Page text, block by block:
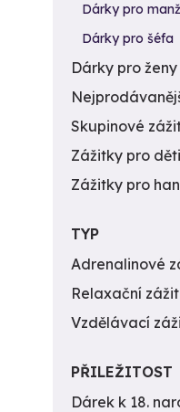
Dárky pro
Dárky pro šéfa
Dárky pro ženy
Skupinové
Zážitky pro děti
Zážitky pro
TYP
Adrenalinové
Relaxační
Vzdělávací
PŘILEŽITOST
Dárek k 18.